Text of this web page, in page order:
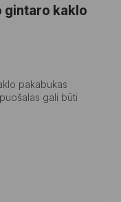
gintaro kaklo
pakabukas
gali būti